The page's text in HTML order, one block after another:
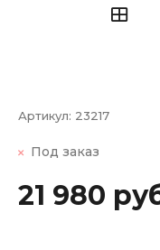
Артикул: 23217
Под заказ
21 980